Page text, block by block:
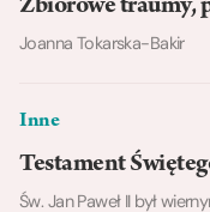
Zbiorowe traumy,
Joanna Tokarska-Bakir
Inne
Testament
Św. Jan Paweł II był